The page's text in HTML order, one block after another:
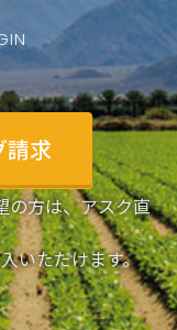
請求
の方は、アスク直
いただけます。